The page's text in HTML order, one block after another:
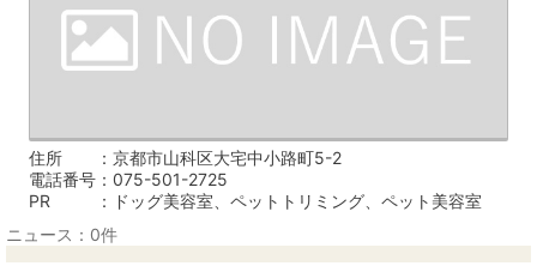
住所
京都市山科区大宅中小路町5-2
電話番号
075-501-2725
PR
ドッグ美容室、ペットトリミング、ペット美容室
ニュース：0件